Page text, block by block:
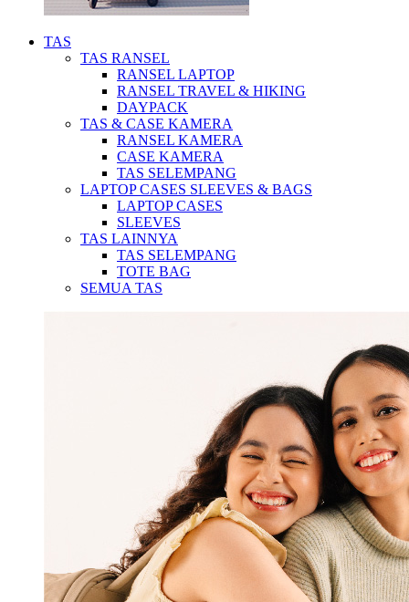
TAS
TAS RANSEL
RANSEL LAPTOP
RANSEL TRAVEL & HIKING
DAYPACK
TAS & CASE KAMERA
RANSEL KAMERA
CASE KAMERA
TAS SELEMPANG
LAPTOP CASES SLEEVES & BAGS
LAPTOP CASES
SLEEVES
TAS LAINNYA
TAS SELEMPANG
TOTE BAG
SEMUA TAS